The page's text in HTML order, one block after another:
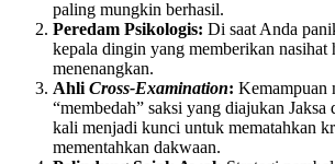
paling mungkin berhasil.
Peredam Psikologis: Di saat Anda
kepala dingin yang memberikan
menenangkan.
Ahli Cross-Examination: Kemampuan
“membedah” saksi yang diajukan Jaksa
kali menjadi kunci untuk mematahkan
mementahkan dakwaan.